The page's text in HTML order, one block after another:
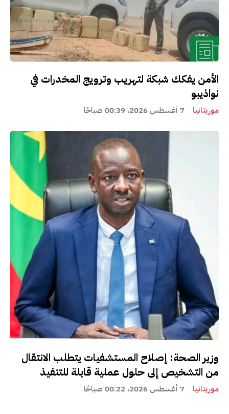
الأمن يفكك شبكة لتهريب وترويج المخدرات في
نواذيبو
موريتانيا 7 أغسطس 2026، 00:39 صباحًا
وزير الصحة: إصلاح المستشفيات يتطلب الانتقال
من التشخيص إلى حلول عملية قابلة للتنفيذ
موريتانيا 7 أغسطس 2026، 00:22 صباحًا